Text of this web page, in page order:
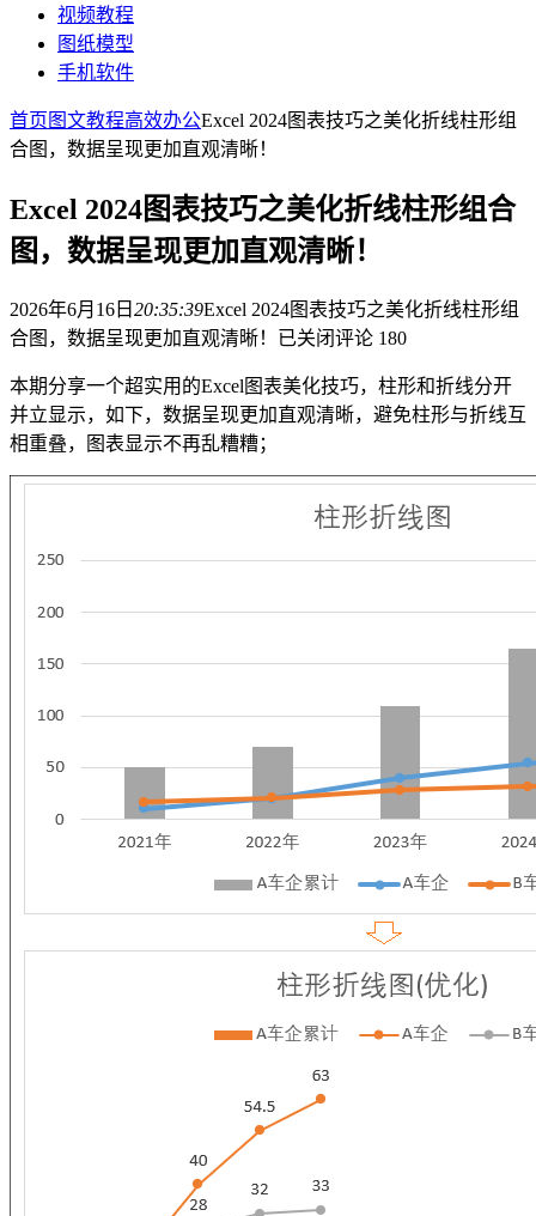
视频教程
图纸模型
手机软件
首页 图文教程高效办公Excel 2024图表技巧之美化折线柱形组
合图，数据呈现更加直观清晰！
Excel 2024图表技巧之美化折线柱形组合
图，数据呈现更加直观清晰！
2026年6月16日 20:35:39Excel 2024图表技巧之美化折线柱形组
合图，数据呈现更加直观清晰！ 已关闭评论 180
本期分享一个超实用的Excel图表美化技巧，柱形和折线分开
并立显示，如下，数据呈现更加直观清晰，避免柱形与折线互
相重叠，图表显示不再乱糟糟；